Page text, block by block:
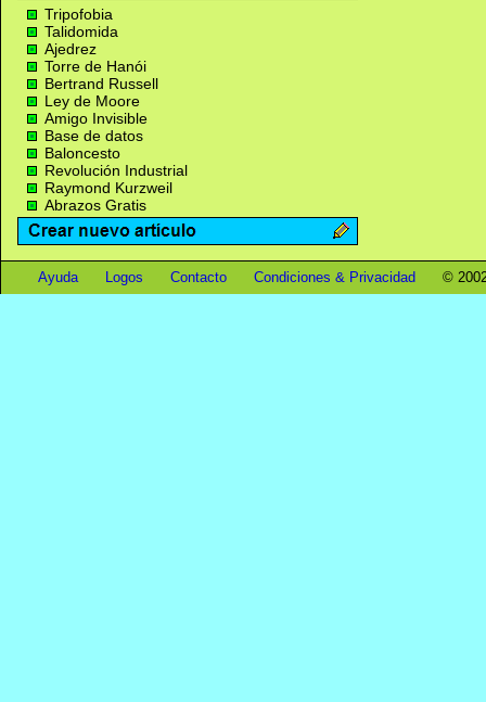
Tripofobia
Talidomida
Ajedrez
Torre de Hanói
Bertrand Russell
Ley de Moore
Amigo Invisible
Base de datos
Baloncesto
Revolución Industrial
Raymond Kurzweil
Abrazos Gratis
Ayuda Logos Contacto Condiciones & Privacidad ©